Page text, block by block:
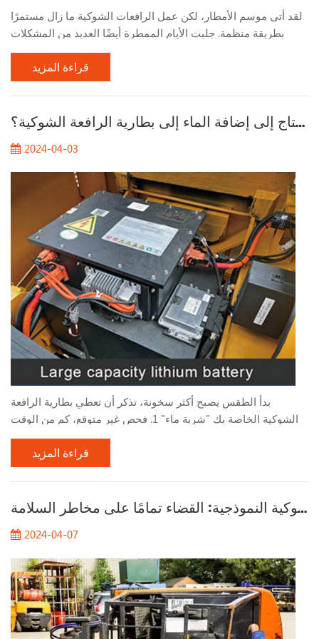
لقد أتى موسم الأمطار، لكن عمل الرافعات الشوكية ما زال مستمرًا
بطريقة منظمة. جلبت الأيام الممطرة أيضًا العديد من المشكلات
لعمل الرافعات الشوكية. دعونا نتحدث عن المشكلات التي يجب
راقب حالة الطريق عند العمل في الأيام الممطرة، يجب الانتباه إلى
حالة سطح الطريق، خاصة في الأماكن ذات الطين الكثيف بشكل
خاص. بعد هطول أمطار غزيرة، يصبح الطين رط...
قراءة المزيد
لماذا تحتاج إلى إضافة الماء إلى بطارية الرافعة الشوكية؟
2024-04-03
بدأ الطقس يصبح أكثر سخونة، تذكر أن تعطي بطارية الرافعة
الشوكية الخاصة بك "شربة ماء" 1. فحص غير متوقع، كم من الوقت
مضى منذ أن قمت بملء بطارية الرافعة الشوكية بالماء؟ قم بإلقاء
نظرة سريعة على مستوى بطارية الرافعة الشوكية الخاصة بك ! يعتمد
تكرار إضافة الماء إلى بطارية الرافعة الشوكية بشكل أساسي على
تكرار استخدام البطارية وبيئة التخزين ودرجة الحرارة المحيطة
قراءة المزيد
تحليل حالات حوادث الرافعات الشوكية النموذجية: القضاء تمامًا على مخاطر السلامة
2024-04-07